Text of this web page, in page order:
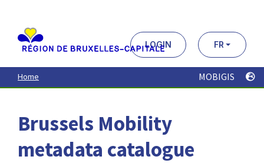
contenu
principal
LOGIN FR
Home MOBIGIS
Brussels Mobility
metadata catalogue